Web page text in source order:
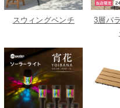
スウィングベンチ
3層パ